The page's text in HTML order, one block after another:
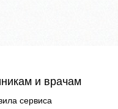
и врачам
сервиса